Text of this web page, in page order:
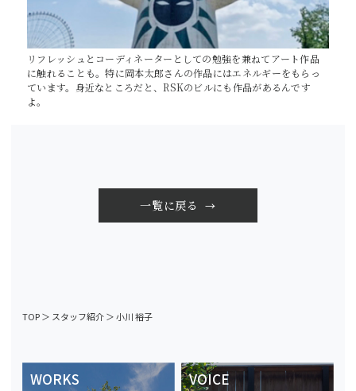
リフレッシュとコーディネーターとしての勉強を兼ねてアート作品
に触れることも。特に岡本太郎さんの作品にはエネルギーをもらっ
ています。身近なところだと、RSKのビルにも作品があるんです
よ。
一覧に戻る
TOP＞ スタッフ紹介＞小川 裕子
WORKS VOICE